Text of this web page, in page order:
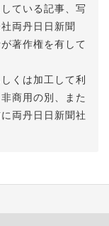
ている記事、写
両丹日日新聞
著作権を有して
くは加工して利
商用の別、また
両丹日日新聞社